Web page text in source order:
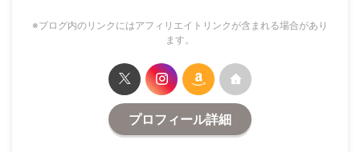
※ブログ内のリンクにはアフィリエイトリンクが含まれる場合があり
ます。
プロフィール詳細